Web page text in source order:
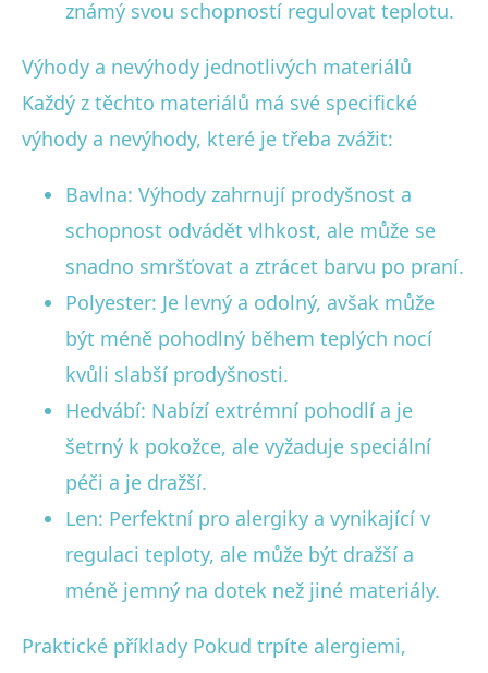
známý svou schopností regulovat teplotu.
Výhody a nevýhody jednotlivých materiálů
Každý z těchto materiálů má své specifické
výhody a nevýhody, které je třeba zvážit:
Bavlna: Výhody zahrnují prodyšnost a
schopnost odvádět vlhkost, ale může se
snadno smršťovat a ztrácet barvu po praní.
Polyester: Je levný a odolný, avšak může
být méně pohodlný během teplých nocí
kvůli slabší prodyšnosti.
Hedvábí: Nabízí extrémní pohodlí a je
šetrný k pokožce, ale vyžaduje speciální
péči a je dražší.
Len: Perfektní pro alergiky a vynikající v
regulaci teploty, ale může být dražší a
méně jemný na dotek než jiné materiály.
Praktické příklady Pokud trpíte alergiemi,